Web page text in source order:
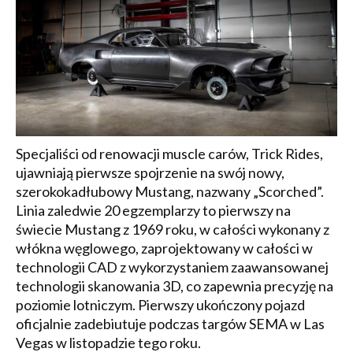
Specjaliści od renowacji muscle carów, Trick Rides,
ujawniają pierwsze spojrzenie na swój nowy,
szerokokadłubowy Mustang, nazwany „Scorched”.
Linia zaledwie 20 egzemplarzy to pierwszy na
świecie Mustang z 1969 roku, w całości wykonany z
włókna węglowego, zaprojektowany w całości w
technologii CAD z wykorzystaniem zaawansowanej
technologii skanowania 3D, co zapewnia precyzję na
poziomie lotniczym. Pierwszy ukończony pojazd
oficjalnie zadebiutuje podczas targów SEMA w Las
Vegas w listopadzie tego roku.